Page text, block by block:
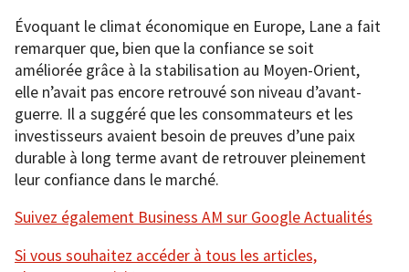
Évoquant le climat économique en Europe, Lane a fait
remarquer que, bien que la confiance se soit
améliorée grâce à la stabilisation au Moyen-Orient,
elle n’avait pas encore retrouvé son niveau d’avant-
guerre. Il a suggéré que les consommateurs et les
investisseurs avaient besoin de preuves d’une paix
durable à long terme avant de retrouver pleinement
leur confiance dans le marché.
Suivez également Business AM sur Google Actualités
Si vous souhaitez accéder à tous les articles,